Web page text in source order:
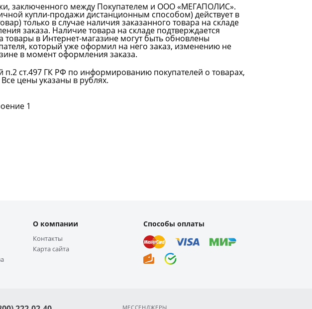
заключенного между Покупателем и ООО «МЕГАПОЛИС».
купли-продажи дистанционным способом) действует в
только в случае наличия заказанного товара на складе
заказа. Наличие товара на складе подтверждается
в Интернет-магазине могут быть обновлены
который уже оформил на него заказ, изменению не
в момент оформления заказа.
ст.497 ГК РФ по информированию покупателей о товарах,
цены указаны в рублях.
1
О компании
Контакты
Карта сайта
Способы оплаты
МЕССЕНДЖЕРЫ